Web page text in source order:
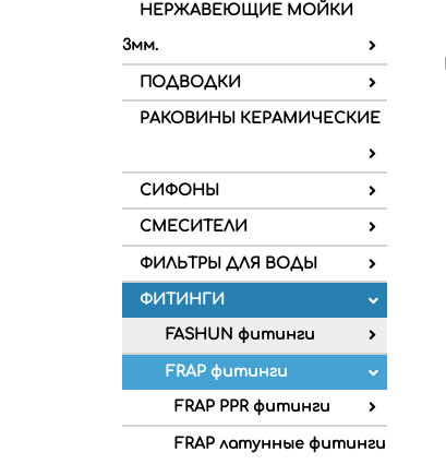
НЕРЖАВЕЮЩИЕ МОЙКИ
3мм.
ПОДВОДКИ
РАКОВИНЫ КЕРАМИЧЕСКИЕ
СИФОНЫ
СМЕСИТЕЛИ
ФИЛЬТРЫ ДЛЯ ВОДЫ
ФИТИНГИ
FASHUN фитинги
FRAP фитинги
FRAP PPR фитинги
FRAP латунные фитинги